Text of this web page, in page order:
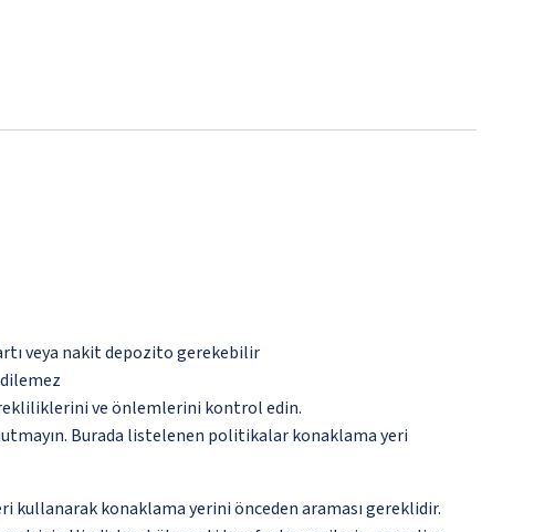
veya nakit depozito gerekebilir
ve önlemlerini kontrol edin.
Burada listelenen politikalar konaklama yeri
kullanarak konaklama yerini önceden araması gereklidir.